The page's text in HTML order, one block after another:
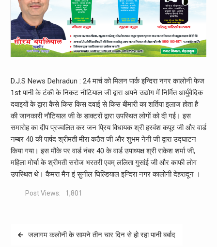
D.J.S News Dehradun : 24 मार्च को मिलन पार्क इन्दिरा नगर कालोनी फेज
1st पानी के टंकी के निकट नौटियाल जी द्वारा अपने उद्योग में निर्मित आर्युवैदिक
दवाइयों के द्वारा कैसे किस किस दवाई से किस बीमारी का शर्तिया इलाज होता है
की जानकारी नौटियाल जी के डाक्टरों द्वारा उपस्थित लोगों को दी गई। इस
समारोह का दीप प्रज्वलित कर जन प्रिय विधायक श्री हरवंश कपूर जी और वार्ड
नम्बर 40 की पार्षद श्रीमती मीरा कठैत जी और शुभम नेगी जी द्वारा उद्घाटन
किया गया। इस मौके पर वार्ड नंबर 40 के वार्ड उपाध्यक्ष श्री राकेश शर्मा जी,
महिला मोर्चा के श्रीमती सरोज भरतरी एवम् ललिता गुसांई जी और काफी लोग
उपस्थित थे। कैमरा मैन इं सुनील घिल्डियाल इन्दिरा नगर कालोनी देहरादून ।
Post Views: 1,801
Postजलागम कलोनी के सामने तीन चार दिन से हो रहा पानी बर्बाद